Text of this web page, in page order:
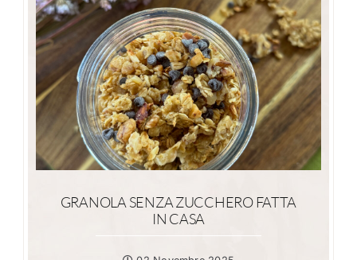
GRANOLA SENZA ZUCCHERO FATTA
IN CASA